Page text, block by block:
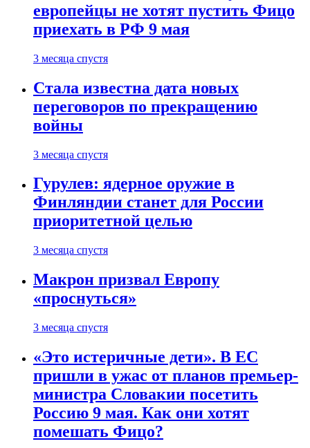
европейцы не хотят пустить Фицо
приехать в РФ 9 мая
3 месяца спустя
Стала известна дата новых
переговоров по прекращению
войны
3 месяца спустя
Гурулев: ядерное оружие в
Финляндии станет для России
приоритетной целью
3 месяца спустя
Макрон призвал Европу
«проснуться»
3 месяца спустя
«Это истеричные дети». В ЕС
пришли в ужас от планов премьер-
министра Словакии посетить
Россию 9 мая. Как они хотят
помешать Фицо?